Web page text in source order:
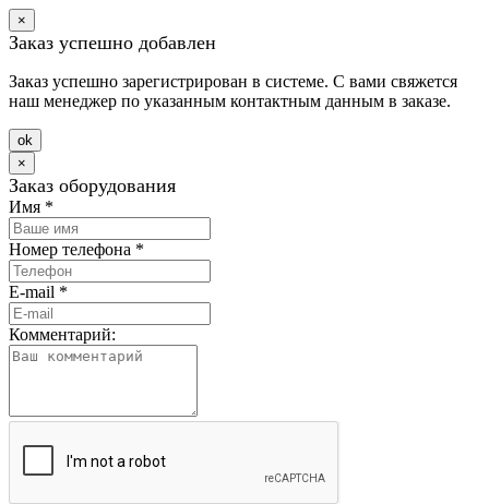
×
Заказ успешно добавлен
Заказ успешно зарегистрирован в системе. С вами свяжется
наш менеджер по указанным контактным данным в заказе.
оk
×
Заказ оборудования
Имя *
Номер телефона *
E-mail *
Комментарий: